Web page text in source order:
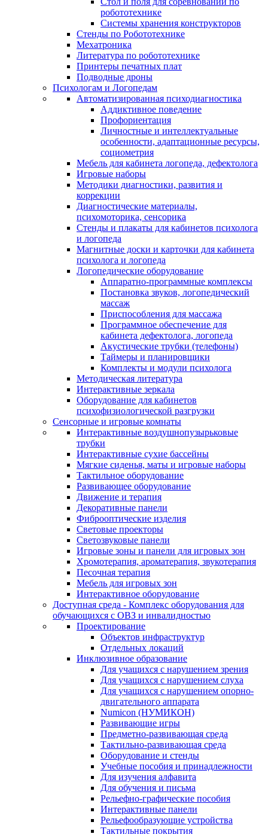
робототехнике
Системы хранения конструкторов
Стенды по Робототехнике
Мехатроника
Литература по робототехнике
Принтеры печатных плат
Подводные дроны
Психологам и Логопедам
Автоматизированная психодиагностика
Аддиктивное поведение
Профориентация
Личностные и интеллектуальные
особенности, адаптационные ресурсы,
социометрия
Мебель для кабинета логопеда, дефектолога
Игровые наборы
Методики диагностики, развития и
коррекции
Диагностические материалы,
психомоторика, сенсорика
Стенды и плакаты для кабинетов психолога
и логопеда
Магнитные доски и карточки для кабинета
психолога и логопеда
Логопедические оборудование
Аппаратно-программные комплексы
Постановка звуков, логопедический
массаж
Приспособления для массажа
Программное обеспечение для
кабинета дефектолога, логопеда
Акустические трубки (телефоны)
Таймеры и планировщики
Комплекты и модули психолога
Методическая литература
Интерактивные зеркала
Оборудование для кабинетов
психофизиологической разгрузки
Сенсорные и игровые комнаты
Интерактивные воздушнопузырьковые
трубки
Интерактивные сухие бассейны
Мягкие сиденья, маты и игровые наборы
Тактильное оборудование
Развивающее оборудование
Движение и терапия
Декоративные панели
Фиброоптические изделия
Световые проекторы
Светозвуковые панели
Игровые зоны и панели для игровых зон
Хромотерапия, ароматерапия, звукотерапия
Песочная терапия
Мебель для игровых зон
Интерактивное оборудование
Доступная среда - Комплекс оборудования для
обучающихся с ОВЗ и инвалидностью
Проектирование
Объектов инфраструктур
Отдельных локаций
Инклюзивное образование
Для учащихся с нарушением зрения
Для учащихся с нарушением слуха
Для учащихся с нарушением опорно-
двигательного аппарата
Numicon (НУМИКОН)
Развивающие игры
Предметно-развивающая среда
Тактильно-развивающая среда
Оборудование и стенды
Учебные пособия и принадлежности
Для изучения алфавита
Для обучения и письма
Рельефно-графические пособия
Интерактивные панели
Рельефообразующие устройства
Тактильные покрытия